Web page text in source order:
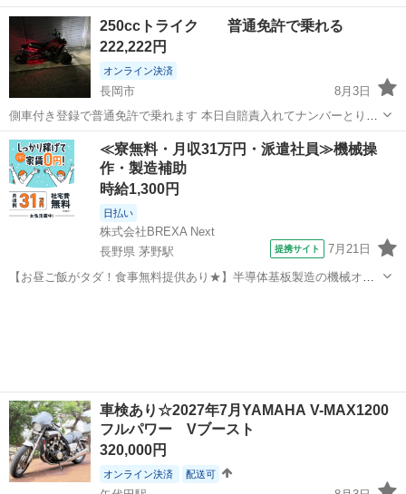
ります 超希少なバギーだと思います エンジンかかって走れてウルトラ
ローがあるので1トンまで引っ張れるそうです 当方はこのまま乗って
ましたがキャブ調...
新潟 長岡市 スズキ
250ccトライク 普通免許で乗れる
222,222円
オンライン決済
長岡市
8月3日
側車付き登録で普通免許で乗れます 本日自賠責入れてナンバーとりま
した 現在不具合はバッテリーが弱ってます 前進4速後退1速 メーター
読みで90は確認しました
新潟 長岡市 その他
≪寮無料・月収31万円・派遣社員≫機械操
作・製造補助
時給1,300円
日払い
株式会社BREXA Next
長野県 茅野駅
提携サイト 7月21日
【お昼ご飯がタダ！食事無料提供あり★】半導体基板製造の機械オペ
車検あり☆2027年7月YAMAHA V-MAX1200
フルパワー Vブースト
320,000円
オンライン決済 配送可